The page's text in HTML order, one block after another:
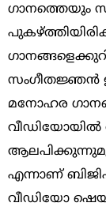
ഗാനത്തെയും
സംഗീതജ്ഞന്‍
മനോഹര
എന്നാണ്
വീഡിയോ